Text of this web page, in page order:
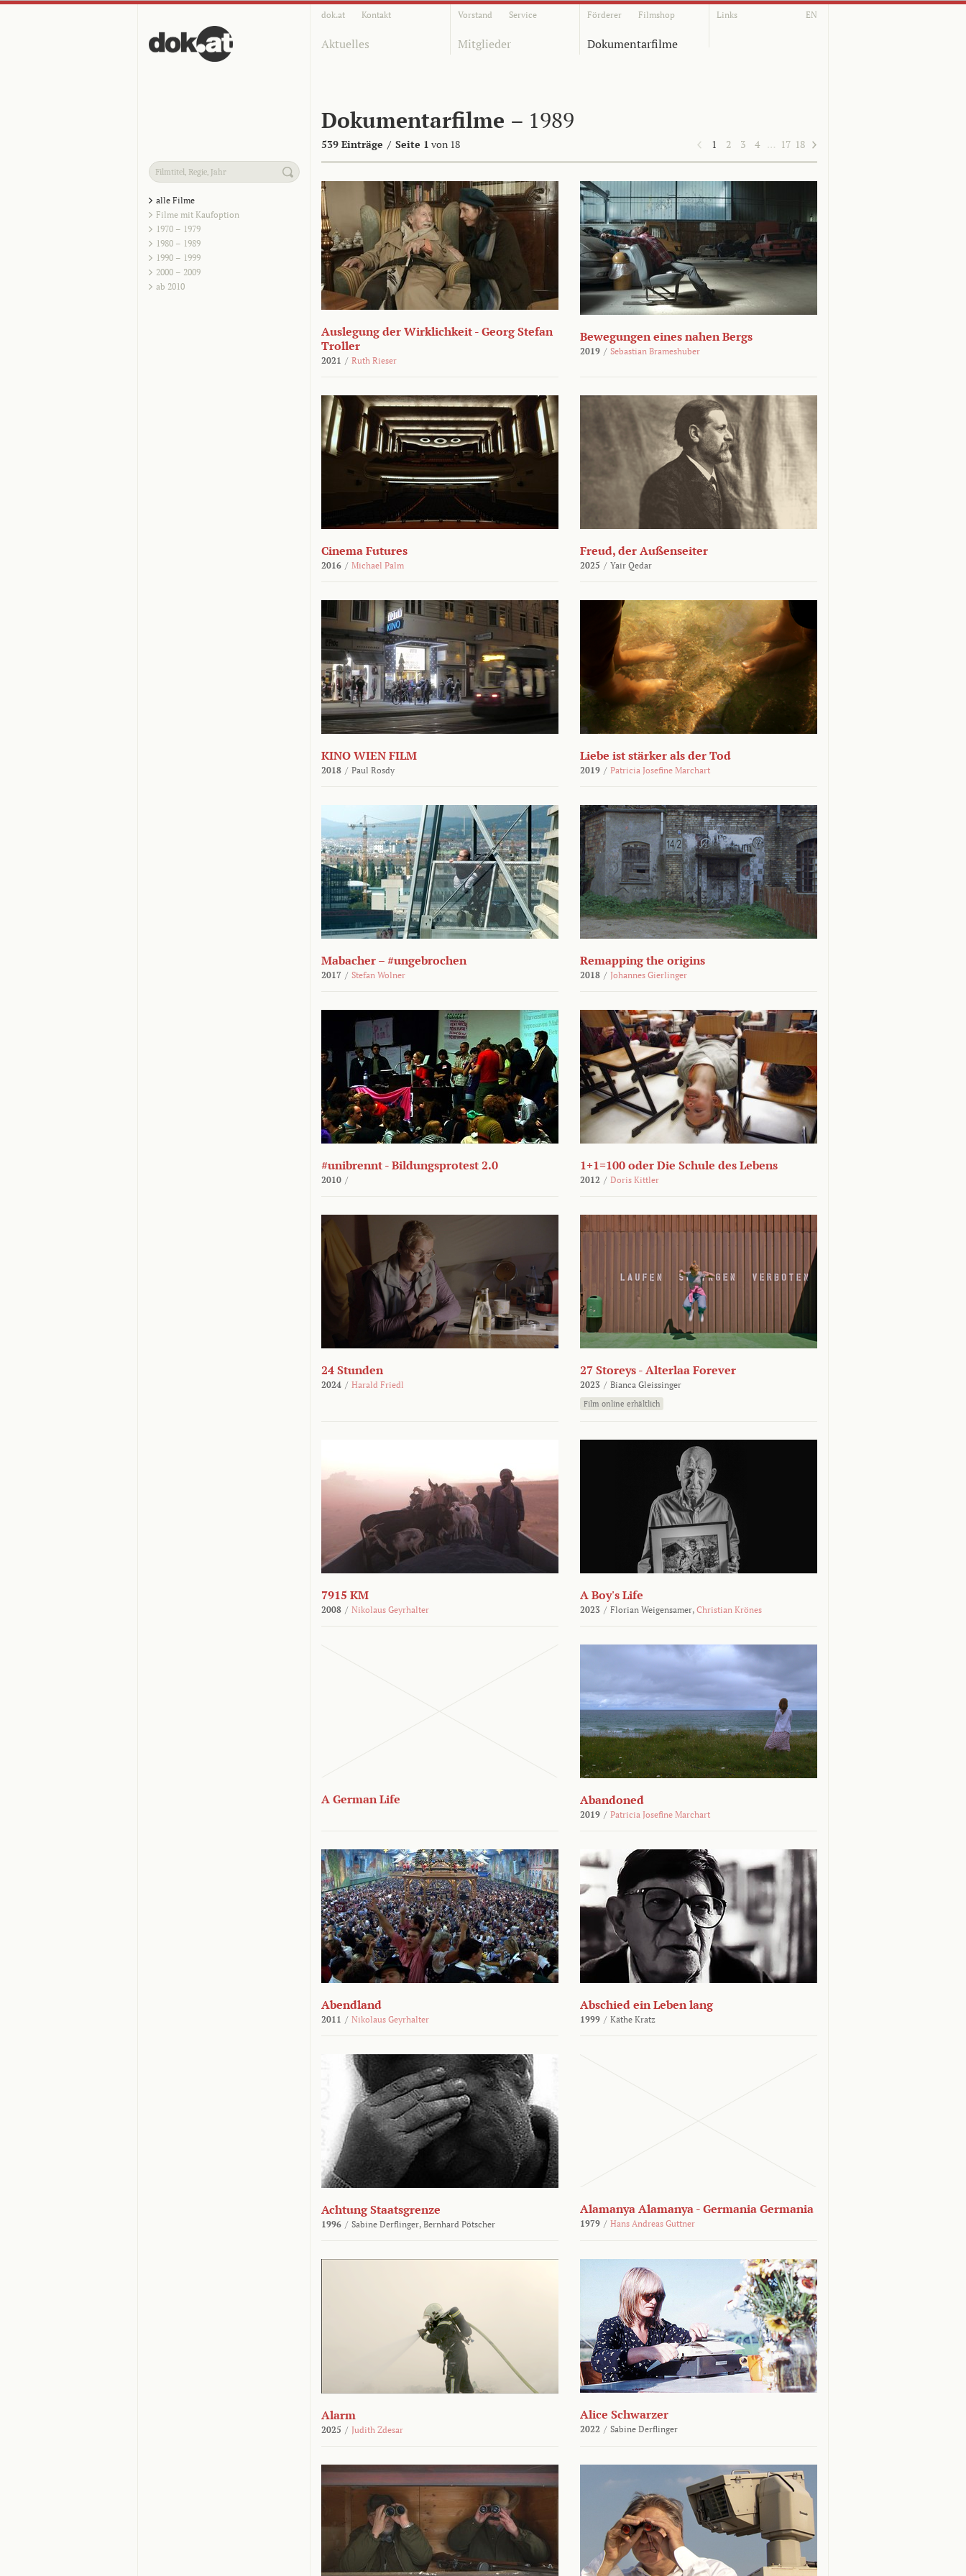
dok.at Kontakt Vorstand Service Förderer Filmshop Links EN
Aktuelles Mitglieder Dokumentarfilme
Dokumentarfilme – 1989
539 Einträge / Seite 1 von 18 1 2 3 4 … 17 18
alle Filme
Filme mit Kaufoption
1970 – 1979
1980 – 1989
1990 – 1999
2000 – 2009
ab 2010
Auslegung der Wirklichkeit - Georg Stefan
Troller
2021 / Ruth Rieser
Bewegungen eines nahen Bergs
2019 / Sebastian Brameshuber
Cinema Futures
2016 / Michael Palm
Freud, der Außenseiter
2025 / Yair Qedar
KINO WIEN FILM
2018 / Paul Rosdy
Liebe ist stärker als der Tod
2019 / Patricia Josefine Marchart
Mabacher – #ungebrochen
2017 / Stefan Wolner
Remapping the origins
2018 / Johannes Gierlinger
#unibrennt - Bildungsprotest 2.0
2010 /
1+1=100 oder Die Schule des Lebens
2012 / Doris Kittler
24 Stunden
2024 / Harald Friedl
27 Storeys - Alterlaa Forever
2023 / Bianca Gleissinger
Film online erhältlich
7915 KM
2008 / Nikolaus Geyrhalter
A Boy's Life
2023 / Florian Weigensamer, Christian Krönes
A German Life Abandoned
2019 / Patricia Josefine Marchart
Abendland
2011 / Nikolaus Geyrhalter
Abschied ein Leben lang
1999 / Käthe Kratz
Achtung Staatsgrenze
1996 / Sabine Derflinger, Bernhard Pötscher
Alamanya Alamanya - Germania Germania
1979 / Hans Andreas Guttner
Alarm
2025 / Judith Zdesar
Alice Schwarzer
2022 / Sabine Derflinger